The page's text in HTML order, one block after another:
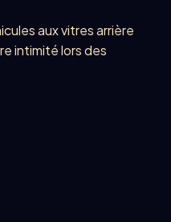
aux vitres arrière
intimité lors des